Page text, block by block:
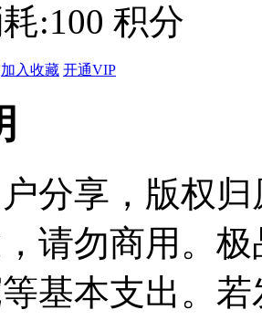
:100 积分
加入收藏 开通VIP
分享，版权
请勿商用。
基本支出。